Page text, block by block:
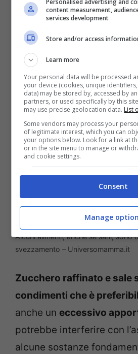
emozionanti; manon si
abbassare la guardia
alimenti che possono
del piccolo e in alcuni casi
innescare il soffocamento
Alcuni alimenti, anche se sani, sono
svezzamento – Universomamma.it
Zucchero raffinato e sale
condimenti che è
anche un eccessivo
potrebbe interferire con
alcune sostanze
Personalised advertising and
content measurement,
services development
Store and/or access
Learn more
Your personal data will be processed
your device (cookies, unique
data) may be stored by, accessed by
partners, or used specifically by this
may use precise geolocation data. List
Some vendors may process your
of legitimate interest, which you can
your options below. Look for a link at
or in the site menu to manage or
and cookie settings.
Consent
Manage